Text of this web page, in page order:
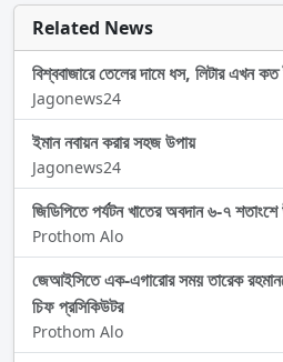
Related News
বিশ্ববাজারে তেলের দামে ধস, লিটার এখন কত
Jagonews24
ইমান নবায়ন করার সহজ উপায়
Jagonews24
জিডিপিতে পর্যটন খাতের অবদান ৬-৭ শতাংশে
Prothom Alo
জেআইসিতে এক-এগারোর সময় তারেক
চিফ প্রসিকিউটর
Prothom Alo